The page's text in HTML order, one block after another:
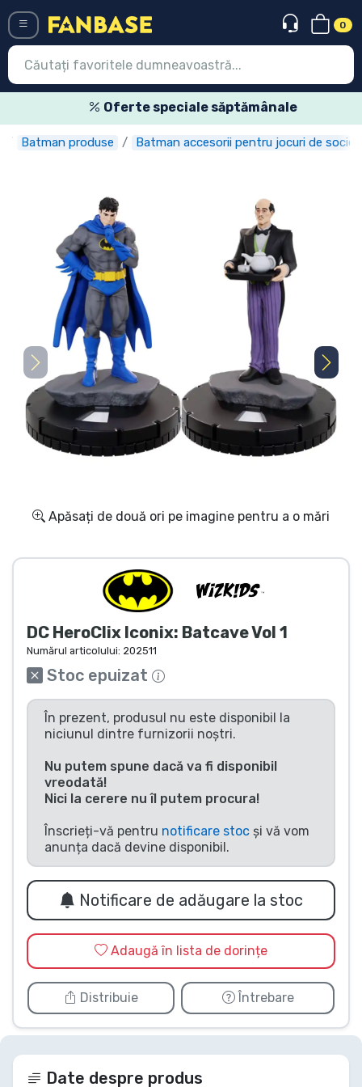
0
Oferte speciale săptămânale
Batman produse Batman accesorii pentru jocuri de
Apăsați de două ori pe imagine pentru a o mări
DC HeroClix Iconix: Batcave Vol 1
Numărul articolului: 202511
Stoc epuizat
În prezent, produsul nu este disponibil la
niciunul dintre furnizorii noștri.
Nu putem spune dacă va fi disponibil
vreodată!
Nici la cerere nu îl putem procura!
Înscrieți-vă pentru notificare stoc și vă vom
anunța dacă devine disponibil.
Notificare de adăugare la stoc
Adaugă în lista de dorințe
Distribuie Întrebare
Date despre produs
Conectați-vă Înregistrare
Oferte
Expres
Precomenzi
Outlet produse
Transport și plată
Sortare după serie
Sortare după filme
Sortare după desene animate
Sortare după Anime
Sortare după jocuri
Sortare după sport
Sortare după muzică
Mărci